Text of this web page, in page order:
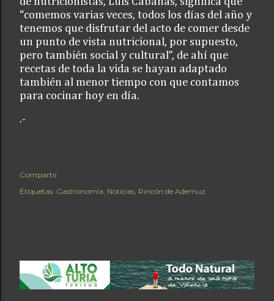
“comemos varias veces, todos los días del año y
tenemos que disfrutar del acto de comer desde
un punto de vista nutricional, por supuesto,
pero también social y cultural”, de ahí que
recetas de toda la vida se hayan adaptado
también al menor tiempo con que contamos
para cocinar hoy en día.
.-
Compartir
Etiquetas: Gastronomía Noticias Rincón de Ademuz